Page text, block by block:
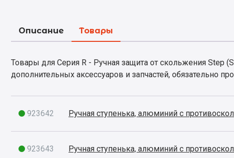
Описание Товары
Товары для Серия R - Ручная защита от скольжения Step
дополнительных аксессуаров и запчастей, обязательно
923642 Ручная ступенька, алюминий с
923643 Ручная ступенька, алюминий с